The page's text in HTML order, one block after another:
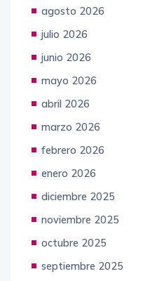
agosto 2026
julio 2026
junio 2026
mayo 2026
abril 2026
marzo 2026
febrero 2026
enero 2026
diciembre 2025
noviembre 2025
octubre 2025
septiembre 2025